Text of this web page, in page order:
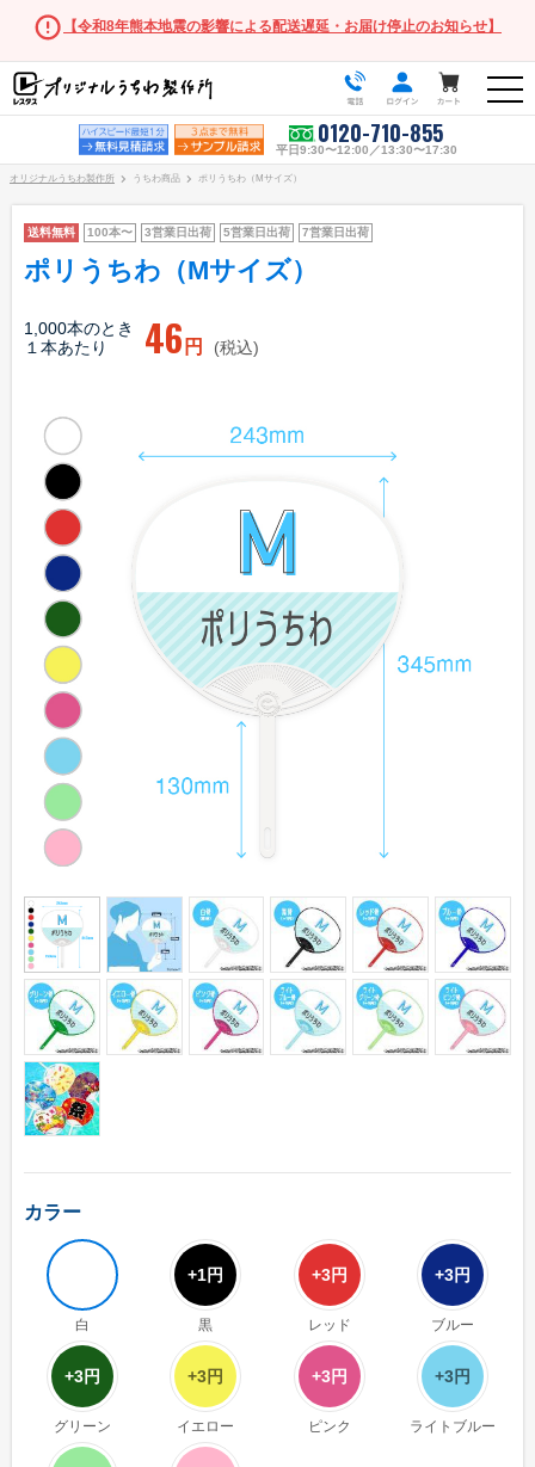
【令和8年熊本地震の影響による配送遅延・お届け停止のお知らせ】
0120-710-855
平日9:30〜12:00／13:30〜17:30
スタンダードうちわ
ポリうちわ（Sサイズ）
ポリうちわ（XSサイズ）
伝統⽵うちわ
伝統⽵うちわ（オリジナル）
きらめきうちわ（Mサイズ）
クリアうちわ（Mサイズ）
紙うちわ
紙うちわ 丸
紙うちわ ハート型
紙うちわ ユニフォーム型
紙うちわ ネコ・イヌ型
エコ紙うちわ（レギュラー）
エコ紙うちわ（ジュニア）
エコ紙うちわ（オリジナル）
ユニークうちわ
UVうちわ（Mサイズ）
UVうちわ（Sサイズ）
UVうちわ（XSサイズ）
ジャンボうちわ
お問い合わせ
オリジナルうちわ製作所 うちわ商品 ポリうちわ（Mサイズ）
送料無料 100本〜 3営業日出荷 5営業日出荷 7営業日出荷
ポリうちわ（Mサイズ）
1,000本のとき
１本あたり
46 円 (税込)
カラー
白
+1円
黒
+3円
レッド
+3円
ブルー
+3円
グリーン
+3円
イエロー
+3円
ピンク
+3円
ライトブルー